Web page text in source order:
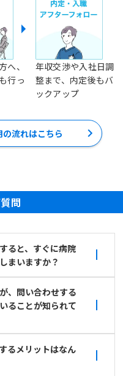
へ、
行っ
年収交渉や入社日調
整まで、内定後もバ
ックアップ
流れはこちら
問
ると、すぐに病院
まいますか？
、問い合わせする
ることが知られて
るメリットはなん